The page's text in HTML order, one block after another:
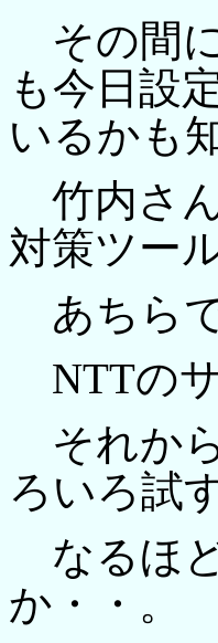
その間
も今日設
いるかも
竹内さ
対策ツー
あちら
NTTの
それか
ろいろ試す
なるほ
か・・。